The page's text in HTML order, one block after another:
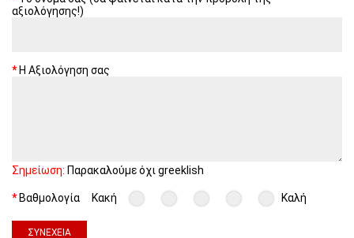
αξιολόγησης!)
Η Αξιολόγηση σας
Σημείωση: Παρακαλούμε όχι greeklish
Βαθμολογία Κακή Καλή
ΣΥΝΈΧΕΙΑ